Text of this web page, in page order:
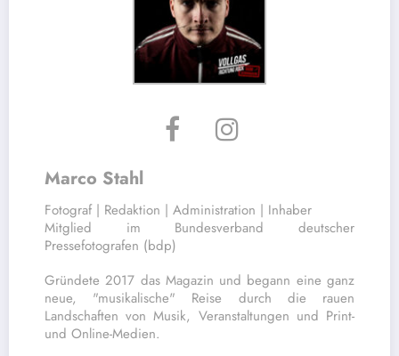
Marco Stahl
Fotograf | Redaktion | Administration | Inhaber
Mitglied im Bundesverband deutscher
Pressefotografen (bdp)
Gründete 2017 das Magazin und begann eine ganz
neue, "musikalische" Reise durch die rauen
Landschaften von Musik, Veranstaltungen und Print-
und Online-Medien.